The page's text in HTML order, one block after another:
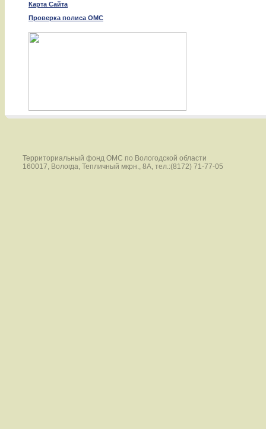
Карта Сайта
Проверка полиса ОМС
Территориальный фонд ОМС по Вологодской области
160017, Вологда, Тепличный мкрн., 8А, тел.:(8172) 71-77-05